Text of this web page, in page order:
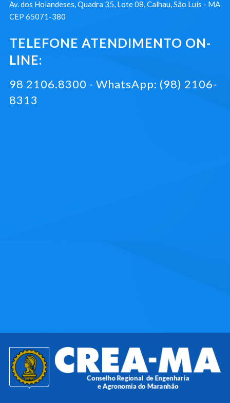
Av. dos Holandeses, Quadra 35, Lote 08, Calhau, São Luís - MA
CEP 65071-380
TELEFONE ATENDIMENTO ON-
LINE:
98 2106.8300 - WhatsApp: (98) 2106-
8313